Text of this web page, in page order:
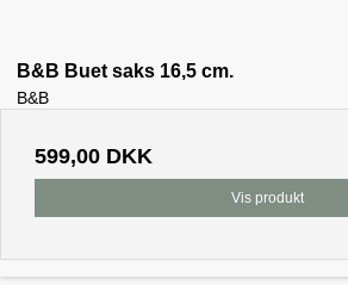
B&B Buet saks 16,5 cm.
B&B
599,00 DKK
Vis produkt